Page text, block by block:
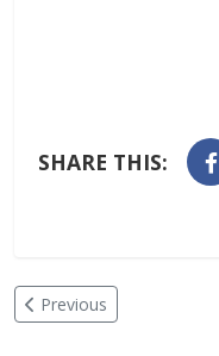
SHARE THIS:
Previous